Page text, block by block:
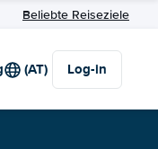
Beliebte Reiseziele
(AT) Log-in